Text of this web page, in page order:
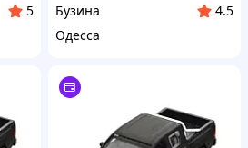
5
Бузина
4.5
Одесса